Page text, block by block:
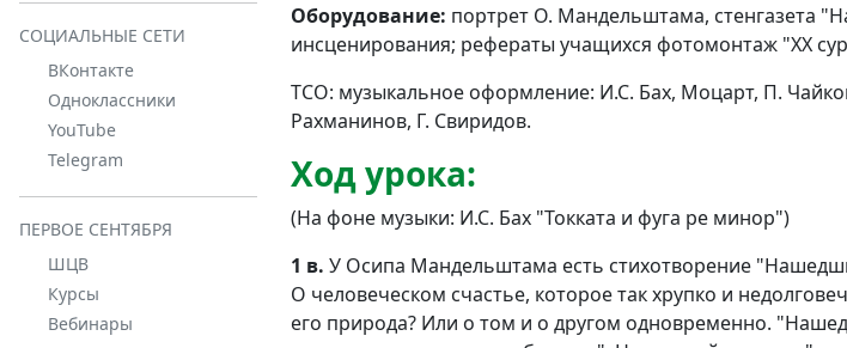
СОЦИАЛЬНЫЕ СЕТИ
ВКонтакте
Одноклассники
YouTube
Telegram
ПЕРВОЕ СЕНТЯБРЯ
ШЦВ
Курсы
Вебинары
Оборудование: портрет О. Мандельштама, стенгазета
инсценирования; рефераты учащихся фотомонтаж "XX
ТСО: музыкальное оформление: И.С. Бах, Моцарт, П.
Рахманинов, Г. Свиридов.
Ход урока:
(На фоне музыки: И.С. Бах "Токката и фуга ре минор")
1 в. У Осипа Мандельштама есть стихотворение
О человеческом счастье, которое так хрупко и
его природа? Или о том и о другом одновременно.